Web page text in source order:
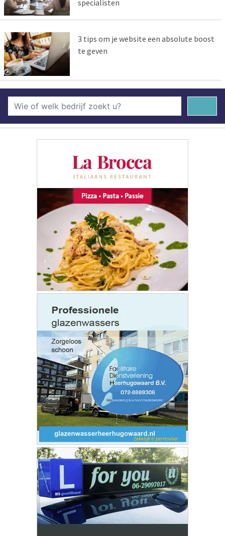
specialisten
3 tips om je website een absolute boost
te geven